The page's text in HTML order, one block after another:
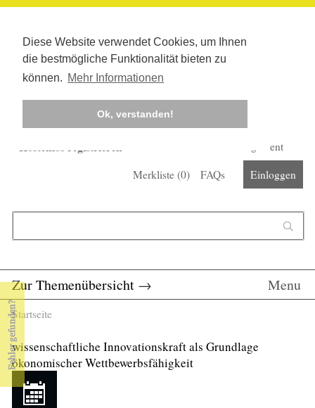
Diese Website verwendet Cookies, um Ihnen
die bestmögliche Funktionalität bieten zu
können. Mehr Informationen
Ok, verstanden!
Kostenlos registrieren
Corona-Management
Merkliste (0) FAQs Einloggen
Zur Themenübersicht → Menu
Sie sind hier
Startseite
wissenschaftliche Innovationskraft als Grundlage
ökonomischer Wettbewerbsfähigkeit